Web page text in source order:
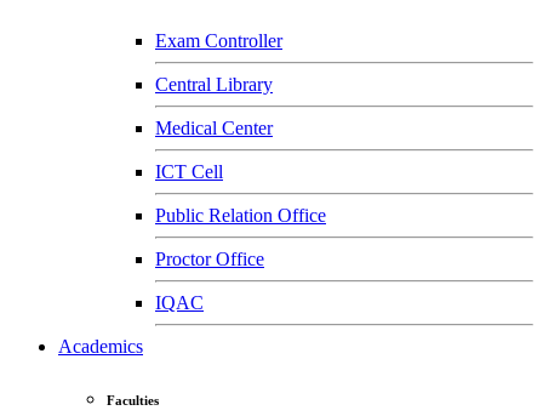
Exam Controller
Central Library
Medical Center
ICT Cell
Public Relation Office
Proctor Office
IQAC
Academics
Faculties